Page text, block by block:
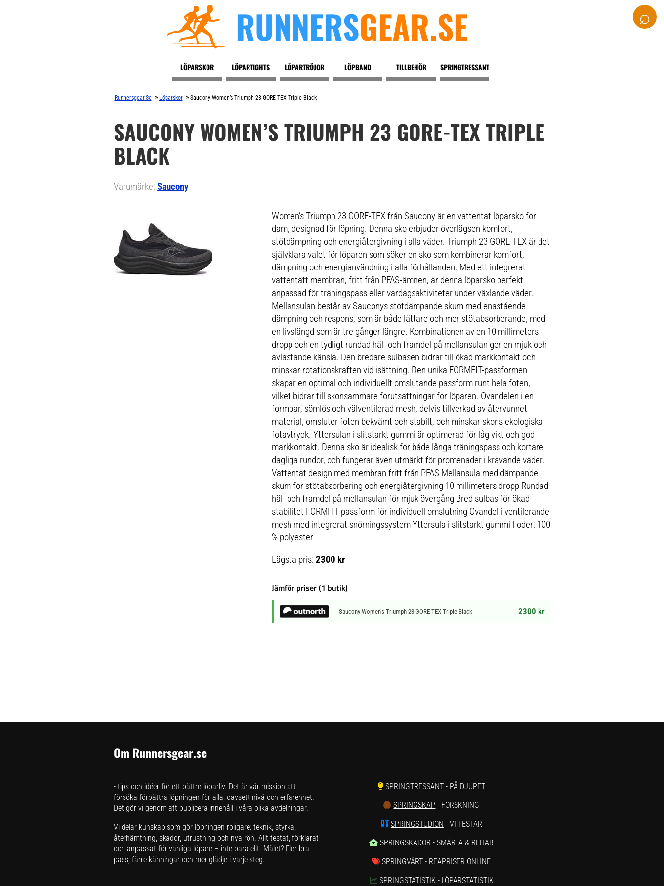
RUNNERSGEAR.SE ⌕
LÖPARSKOR LÖPARTIGHTS LÖPARTRÖJOR LÖPBAND TILLBEHÖR SPRINGTRESSANT
Runnersgear.se » Löparskor » Saucony Women’s Triumph 23 GORE-TEX Triple Black
SAUCONY WOMEN’S TRIUMPH 23 GORE-TEX TRIPLE
BLACK
Varumärke: Saucony
Women’s Triumph 23 GORE-TEX från Saucony är en vattentät löparsko för
dam, designad för löpning. Denna sko erbjuder överlägsen komfort,
stötdämpning och energiåtergivning i alla väder. Triumph 23 GORE-TEX är det
självklara valet för löparen som söker en sko som kombinerar komfort,
dämpning och energianvändning i alla förhållanden. Med ett integrerat
vattentätt membran, fritt från PFAS-ämnen, är denna löparsko perfekt
anpassad för träningspass eller vardagsaktiviteter under växlande väder.
Mellansulan består av Sauconys stötdämpande skum med enastående
dämpning och respons, som är både lättare och mer stötabsorberande, med
en livslängd som är tre gånger längre. Kombinationen av en 10 millimeters
dropp och en tydligt rundad häl- och framdel på mellansulan ger en mjuk och
avlastande känsla. Den bredare sulbasen bidrar till ökad markkontakt och
minskar rotationskraften vid isättning. Den unika FORMFIT-passformen
skapar en optimal och individuellt omslutande passform runt hela foten,
vilket bidrar till skonsammare förutsättningar för löparen. Ovandelen i en
formbar, sömlös och välventilerad mesh, delvis tillverkad av återvunnet
material, omsluter foten bekvämt och stabilt, och minskar skons ekologiska
fotavtryck. Yttersulan i slitstarkt gummi är optimerad för låg vikt och god
markkontakt. Denna sko är idealisk för både långa träningspass och kortare
dagliga rundor, och fungerar även utmärkt för promenader i krävande väder.
Vattentät design med membran fritt från PFAS Mellansula med dämpande
skum för stötabsorbering och energiåtergivning 10 millimeters dropp Rundad
häl- och framdel på mellansulan för mjuk övergång Bred sulbas för ökad
stabilitet FORMFIT-passform för individuell omslutning Ovandel i ventilerande
mesh med integrerat snörningssystem Yttersula i slitstarkt gummi Foder: 100
% polyester
Lägsta pris: 2300 kr
Jämför priser (1 butik)
Saucony Women’s Triumph 23 GORE-TEX Triple Black 2300 kr
Om Runnersgear.se
- tips och idéer för ett bättre löparliv. Det är vår mission att
försöka förbättra löpningen för alla, oavsett nivå och erfarenhet.
Det gör vi genom att publicera innehåll i våra olika avdelningar.
Vi delar kunskap som gör löpningen roligare: teknik, styrka,
återhämtning, skador, utrustning och nya rön. Allt testat, förklarat
och anpassat för vanliga löpare – inte bara elit. Målet? Fler bra
pass, färre känningar och mer glädje i varje steg.
SPRINGTRESSANT - PÅ DJUPET
SPRINGSKAP - FORSKNING
SPRINGSTUDION - VI TESTAR
SPRINGSKADOR - SMÄRTA & REHAB
SPRINGVÄRT - REAPRISER ONLINE
SPRINGSTATISTIK- LÖPARSTATISTIK